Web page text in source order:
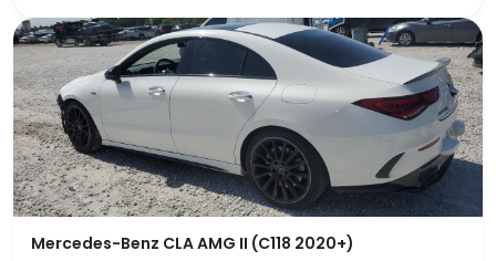
Mercedes-Benz CLA AMG II (C118 2020+)